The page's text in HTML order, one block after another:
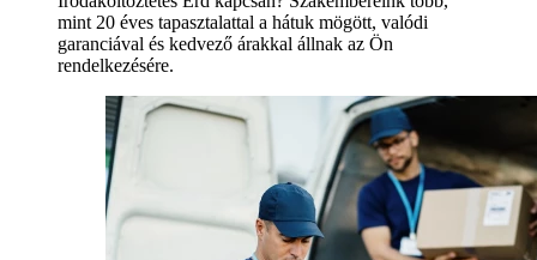
mint 20 éves tapasztalattal a hátuk mögött, valódi
garanciával és kedvező árakkal állnak az Ön
rendelkezésére.